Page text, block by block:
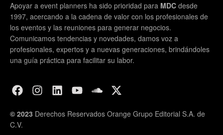
Apoyar a event planners ha sido prioridad para MDC desde
1997, acercando a la cadena de valor con los profesionales de
los eventos y las reuniones para generar negocios.
Comunicamos tendencias y novedades, damos voz a
profesionales, expertos y a nuevas generaciones, brindándoles
una guía práctica para facilitar su labor.
© 2023 Derechos Reservados Orange Grupo Editorial S.A. de
C.V.